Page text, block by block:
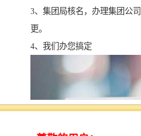
3、集团局核名，办理集团公
更。
4、我们办您搞定